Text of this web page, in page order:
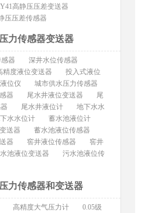
高静压压差变送器
压压差传感器
力传感器变送器
器
深井水位传感器
精度液位变送器
投入式液位
位仪
城市供水压力传感器
器
尾水井液位变送器
尾
尾水井液位计
地下水水
水水位计
蓄水池液位计
送器
蓄水池液位传感器
器
窖井液位传感器
窖井
池液位变送器
污水池液位传
力传感器和变送器
高精度大气压力计
0.05级